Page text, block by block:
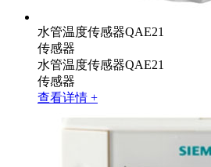
水管温度传感器QAE21
传感器
水管温度传感器QAE21
传感器
查看详情 +